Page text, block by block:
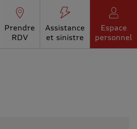
Prendre
RDV
Assistance
et sinistre
Espace
personnel